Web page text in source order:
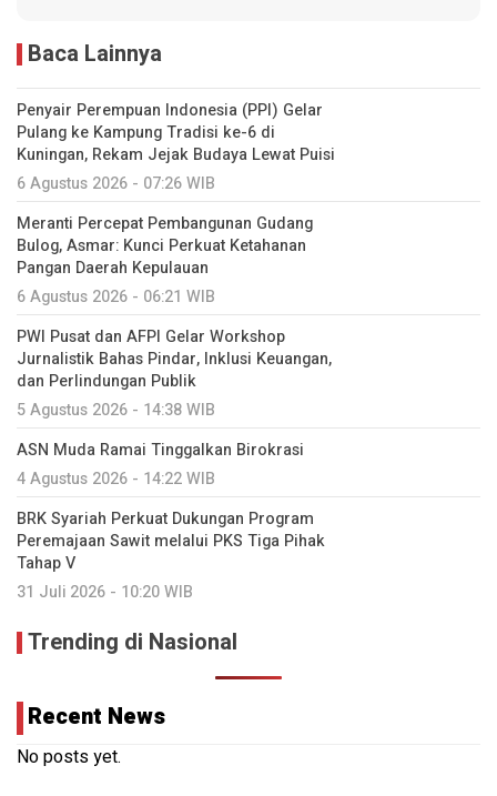
Baca Lainnya
Penyair Perempuan Indonesia (PPI) Gelar
Pulang ke Kampung Tradisi ke-6 di
Kuningan, Rekam Jejak Budaya Lewat Puisi
6 Agustus 2026 - 07:26 WIB
Meranti Percepat Pembangunan Gudang
Bulog, Asmar: Kunci Perkuat Ketahanan
Pangan Daerah Kepulauan
6 Agustus 2026 - 06:21 WIB
PWI Pusat dan AFPI Gelar Workshop
Jurnalistik Bahas Pindar, Inklusi Keuangan,
dan Perlindungan Publik
5 Agustus 2026 - 14:38 WIB
ASN Muda Ramai Tinggalkan Birokrasi
4 Agustus 2026 - 14:22 WIB
BRK Syariah Perkuat Dukungan Program
Peremajaan Sawit melalui PKS Tiga Pihak
Tahap V
31 Juli 2026 - 10:20 WIB
Trending di Nasional
Recent News
No posts yet.